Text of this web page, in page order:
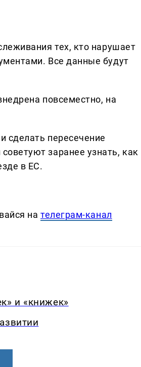
тех, кто нарушает
Все данные будут
повсеместно, на
сделать пересечение
заранее узнать, как
в ЕС.
нателеграм-канал
и «книжек»